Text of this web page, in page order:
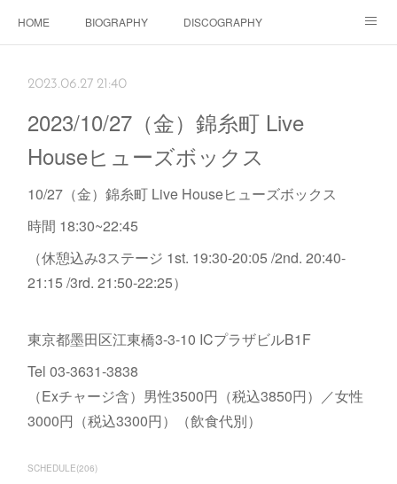
HOME BIOGRAPHY DISCOGRAPHY
2023.06.27 21:40
2023/10/27（金）錦糸町 Live
Houseヒューズボックス
10/27（金）錦糸町 Live Houseヒューズボックス
時間 18:30~22:45
（休憩込み3ステージ 1st. 19:30-20:05 /2nd. 20:40-
21:15 /3rd. 21:50-22:25）
東京都墨田区江東橋3-3-10 ICプラザビルB1F
Tel 03-3631-3838
（Exチャージ含）男性3500円（税込3850円）／女性
3000円（税込3300円）（飲食代別）
SCHEDULE(206)